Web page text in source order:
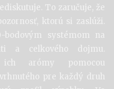
To zaručuje, že
ktorú si zaslúži.
bodovým systémom na
a celkového dojmu.
ich arómy pomocou
pre každý druh